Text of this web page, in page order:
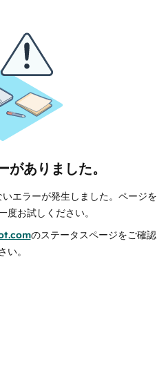
ありました。
エラーが発生しました。ページを
度お試しください。
のステータスページをご確認
い。